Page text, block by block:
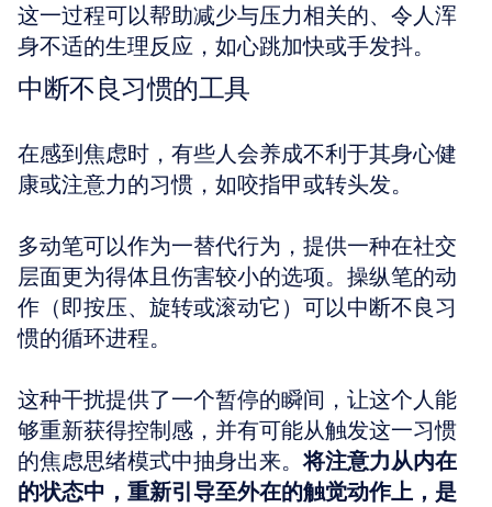
这一过程可以帮助减少与压力相关的、令人浑
身不适的生理反应，如心跳加快或手发抖。
中断不良习惯的工具
在感到焦虑时，有些人会养成不利于其身心健
康或注意力的习惯，如咬指甲或转头发。
多动笔可以作为一替代行为，提供一种在社交
层面更为得体且伤害较小的选项。操纵笔的动
作（即按压、旋转或滚动它）可以中断不良习
惯的循环进程。
这种干扰提供了一个暂停的瞬间，让这个人能
够重新获得控制感，并有可能从触发这一习惯
的焦虑思绪模式中抽身出来。将注意力从内在
的状态中，重新引导至外在的触觉动作上，是